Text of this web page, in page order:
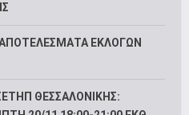
ΕΚΛΟΓΩΝ
ΘΕΣΣΑΛΟΝΙΚΗΣ: